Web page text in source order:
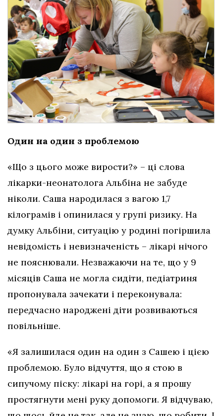
Один на один з проблемою
«Що з цього може вирости?» – ці слова
лікарки-неонатолога Альбіна не забуде
ніколи. Саша народилася з вагою 1,7
кілограмів і опинилася у групі ризику. На
думку Альбіни, ситуацію у родині погіршила
невідомість і невизначеність – лікарі нічого
не пояснювали. Незважаючи на те, що у 9
місяців Саша не могла сидіти, педіатриня
пропонувала зачекати і переконувала:
передчасно народжені діти розвиваються
повільніше.
«Я залишилася один на один з Сашею і цією
проблемою. Було відчуття, що я стою в
сипучому піску: лікарі на горі, а я прошу
простягнути мені руку допомоги. Я відчуваю,